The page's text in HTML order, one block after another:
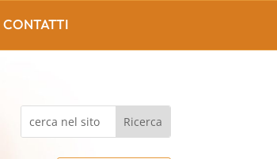
CONTATTI